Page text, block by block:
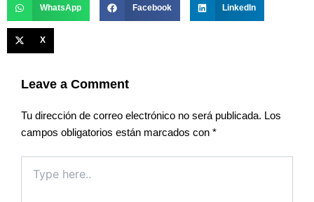
WhatsApp Facebook LinkedIn
X
Leave a Comment
Tu dirección de correo electrónico no será publicada. Los
campos obligatorios están marcados con *
here..